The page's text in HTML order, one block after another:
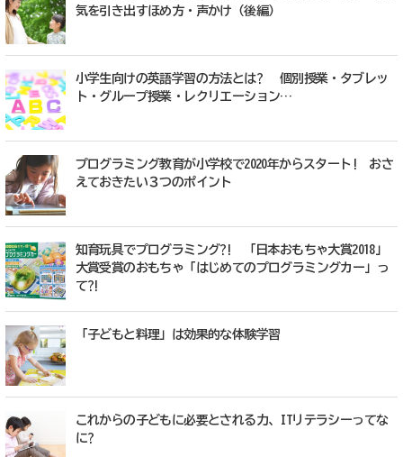
気を引き出すほめ方・声かけ（後編）
小学生向けの英語学習の方法とは? 個別授業・タブレッ
ト・グループ授業・レクリエーション…
プログラミング教育が小学校で2020年からスタート! おさ
えておきたい３つのポイント
知育玩具でプログラミング?! 「日本おもちゃ大賞2018」
大賞受賞のおもちゃ「はじめてのプログラミングカー」っ
て?!
「子どもと料理」は効果的な体験学習
これからの子どもに必要とされる力、ITリテラシーってな
に?